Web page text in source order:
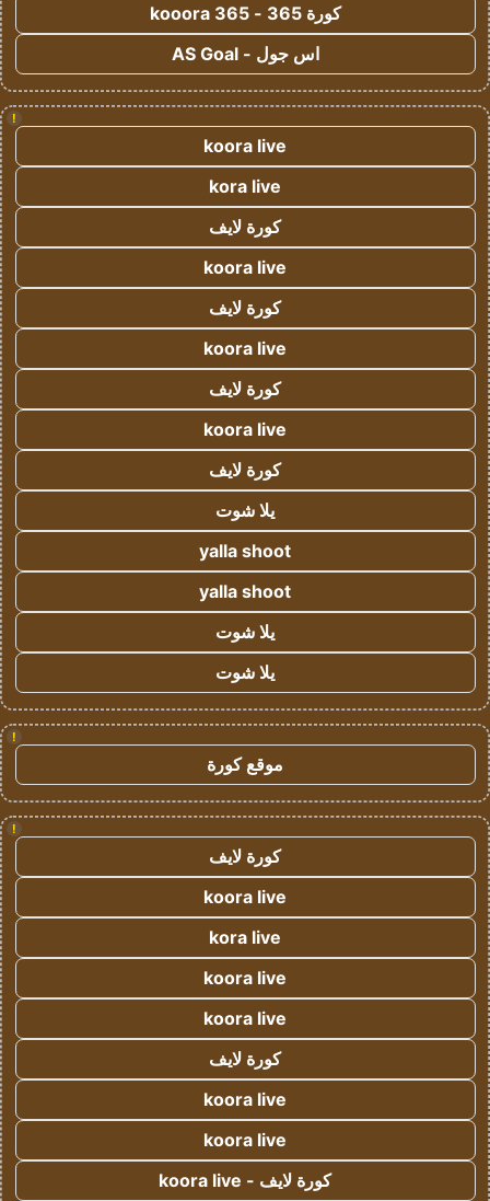
كورة 365 - kooora 365
اس جول - AS Goal
!
koora live
kora live
كورة لايف
koora live
كورة لايف
koora live
كورة لايف
koora live
كورة لايف
يلا شوت
yalla shoot
yalla shoot
يلا شوت
يلا شوت
!
موقع كورة
!
كورة لايف
koora live
kora live
koora live
koora live
كورة لايف
koora live
koora live
كورة لايف - koora live